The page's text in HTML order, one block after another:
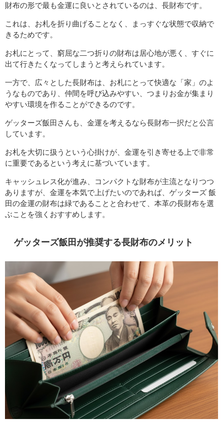
財布の形で最も金運に良いとされているのは、長財布です。
これは、お札を折り曲げることなく、まっすぐな状態で収納で
きるためです。
お札にとって、窮屈な二つ折りの財布は居心地が悪く、すぐに
出て行きたくなってしまうと考えられています。
一方で、広々とした長財布は、お札にとって快適な「家」のよ
うなものであり、仲間を呼び込みやすい、つまりお金が集まり
やすい環境を作ることができるのです。
ゲッターズ飯田さんも、金運を考えるなら長財布一択だと公言
しています。
お札を大切に扱うという心掛けが、金運を引き寄せる上で非常
に重要であるという考えに基づいています。
キャッシュレス化が進み、コンパクトな財布が主流となりつつ
ありますが、金運を本気で上げたいのであれば、ゲッターズ 飯
田の金運の財布は緑であることと合わせて、本革の長財布を選
ぶことを強くおすすめします。
ゲッターズ飯田が推奨する長財布のメリット